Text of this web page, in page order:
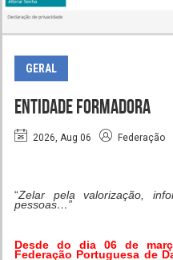
GERAL
ENTIDADE FORMADORA
2026, Aug 06 Federação
“Zelar pela valorização,
pessoas…”
Desde do dia 06 de
Federação Portuguesa de